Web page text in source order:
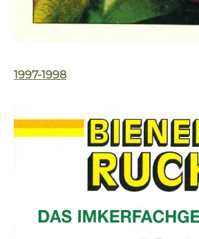
1997-1998